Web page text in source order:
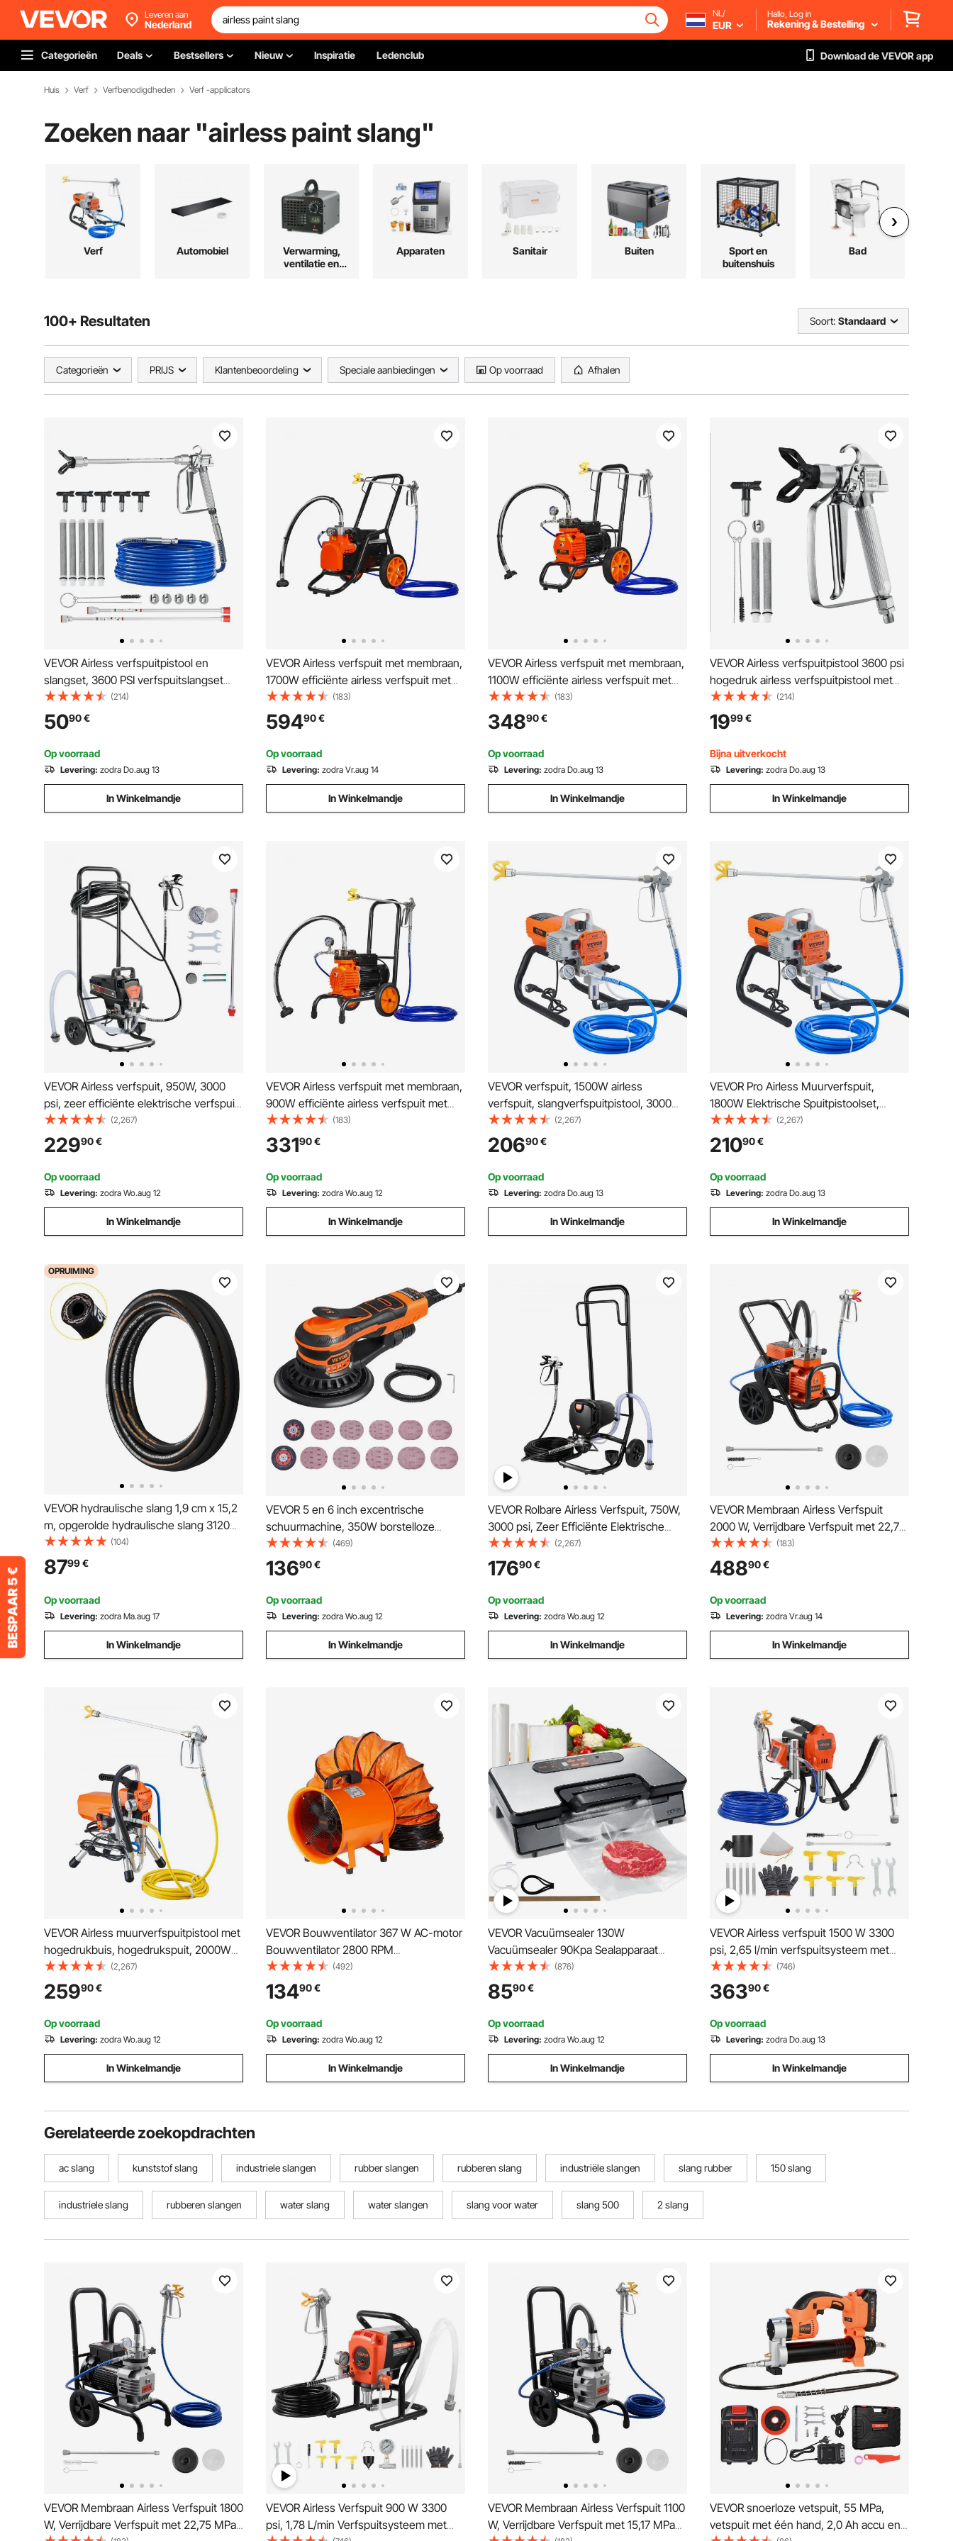
Leveren aan
Nederland
NL/
EUR
Hallo, Log in
Rekening & Bestelling
Categorieën Deals Bestsellers Nieuw Inspiratie Ledenclub Download de VEVOR app
Huis Verf Verfbenodigdheden Verf -applicators
Zoeken naar "airless paint slang"
Verf Automobiel
Verwarming,
ventilatie en
Apparaten Sanitair Buiten
Sport en
buitenshuis
Bad
100+ Resultaten Soort: Standaard
Categorieën PRIJS Klantenbeoordeling Speciale aanbiedingen Op voorraad Afhalen
VEVOR Airless verfspuitpistool en
slangset, 3600 PSI verfspuitslangset
met 5 tips, 211, 315, 417, 517, 623, Airless
spuitpistoolset met filters, slang en
verlengstangen
(214)
5090€
Op voorraad
Levering: zodra Do.aug 13
In Winkelmandje
VEVOR Airless verfspuit met membraan,
1700W efficiënte airless verfspuit met
kar, 3000 psi airless verfspuit, met
verlengstok, 3,5 l/min hogedruk airless
verfspuitsysteem
(183)
59490€
Op voorraad
Levering: zodra Vr.aug 14
In Winkelmandje
VEVOR Airless verfspuit met membraan,
1100W efficiënte airless verfspuit met
kar, 2000 psi airless verfspuit, met
verlengstok, 2 l/min hogedruk airless
verfspuitsysteem
(183)
34890€
Op voorraad
Levering: zodra Do.aug 13
In Winkelmandje
VEVOR Airless verfspuitpistool 3600 psi
hogedruk airless verfspuitpistool met
517 spuitmond, draaibare airless
spuitpistoolset met filters,
reinigingsnaald en borstel, voor airless
spuitmachine
(214)
1999€
Bijna uitverkocht
Levering: zodra Do.aug 13
In Winkelmandje
VEVOR Airless verfspuit, 950W, 3000
psi, zeer efficiënte elektrische verfspuit,
verfspuiten, spuitmachine, hogedruk
airless verfspuitsysteem met 15 m
hogedrukslang
(2,267)
22990€
Op voorraad
Levering: zodra Wo.aug 12
In Winkelmandje
VEVOR Airless verfspuit met membraan,
900W efficiënte airless verfspuit met
kar, 1800 psi airless verfspuit, met
verlengstok, 1,8 l/min hogedruk airless
verfspuitsysteem
(183)
33190€
Op voorraad
Levering: zodra Wo.aug 12
In Winkelmandje
VEVOR verfspuit, 1500W airless
verfspuit, slangverfspuitpistool, 3000
PSI verfspuiten voor thuisgebruik voor
schepen, bruggen, torens, masten en
andere grote, langdurige metalen
constructies in de industrie
(2,267)
20690€
Op voorraad
Levering: zodra Do.aug 13
In Winkelmandje
VEVOR Pro Airless Muurverfspuit,
1800W Elektrische Spuitpistoolset,
Instelbare Spuitdruk met Pijp voor Muur-
en Plafond-/Hout- en Metaalverf
(2,267)
21090€
Op voorraad
Levering: zodra Do.aug 13
In Winkelmandje
OPRUIMING
VEVOR hydraulische slang 1,9 cm x 15,2
m, opgerolde hydraulische slang 3120
PSI, rubberen hydraulische slang met 2
strengen van hoogwaardig staaldraad,
hydraulische slang op rol -20 ℃ tot 140
℃
(104)
8799€
Op voorraad
Levering: zodra Ma.aug 17
In Winkelmandje
VEVOR 5 en 6 inch excentrische
schuurmachine, 350W borstelloze
excentrische schuurmachine, 10.000
tpm, 6 variabele snelheden, elektrische
excentrische schuurmachine met 20
schuurpapieren, stofafzuigaansluiting
en slang voor gedetailleerd schuren in
houtbewerking
(469)
13690€
Op voorraad
Levering: zodra Wo.aug 12
In Winkelmandje
VEVOR Rolbare Airless Verfspuit, 750W,
3000 psi, Zeer Efficiënte Elektrische
Spuit, Verfspuiten Spuitmachine
Hogedruk Airless Verfspuitsysteem met
15m Slanglengte
(2,267)
17690€
Op voorraad
Levering: zodra Wo.aug 12
In Winkelmandje
VEVOR Membraan Airless Verfspuit
2000 W, Verrijdbare Verfspuit met 22,75
MPa Hogedruk, 10 m Hogedrukslang,
Reinigingsnaald en Borstel, voor Doe-
het-zelf Spuitwerk Binnen en Buiten
(183)
48890€
Op voorraad
Levering: zodra Vr.aug 14
In Winkelmandje
VEVOR Airless muurverfspuitpistool met
hogedrukbuis, hogedrukspuit, 2000W
muurverfspuitpistool Verfspuit voor
binnen- en buitenverven op water- en
oliebasis
(2,267)
25990€
Op voorraad
Levering: zodra Wo.aug 12
In Winkelmandje
VEVOR Bouwventilator 367 W AC-motor
Bouwventilator 2800 RPM
Bouwventilator Blaasvermogen 2574
CFM (4373 m³/h) Axiale ventilator met
10 m slang Axiale blazer Geluidsniveau
79 dB Industriële ventilator
(492)
13490€
Op voorraad
Levering: zodra Wo.aug 12
In Winkelmandje
VEVOR Vacuümsealer 130W
Vacuümsealer 90Kpa Sealapparaat
30cm seallengte Foliesealer voor droog
of vochtig voedsel Incl. 10x
vacuümzakken, 2x vacuümzakrollen en
slang
(876)
8590€
Op voorraad
Levering: zodra Wo.aug 12
In Winkelmandje
VEVOR Airless verfspuit 1500 W 3300
psi, 2,65 l/min verfspuitsysteem met
reinigingsborstel, slang, verlengstang en
spuitmonden, verfspuit voor huizen en
gebouwen
(746)
36390€
Op voorraad
Levering: zodra Do.aug 13
In Winkelmandje
Gerelateerde zoekopdrachten
ac slang kunststof slang industriele slangen rubber slangen rubberen slang industriële slangen slang rubber 150 slang
industriele slang rubberen slangen water slang water slangen slang voor water slang 500 2 slang
VEVOR Membraan Airless Verfspuit 1800
W, Verrijdbare Verfspuit met 22,75 MPa
VEVOR Airless Verfspuit 900 W 3300
psi, 1,78 L/min Verfspuitsysteem met
VEVOR Membraan Airless Verfspuit 1100
W, Verrijdbare Verfspuit met 15,17 MPa
VEVOR snoerloze vetspuit, 55 MPa,
vetspuit met één hand, 2,0 Ah accu en